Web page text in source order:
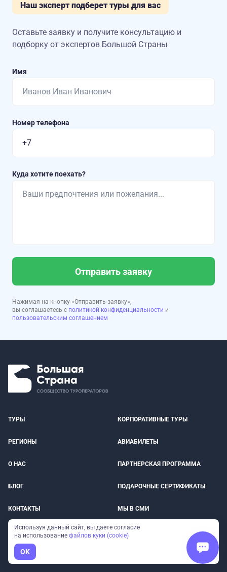
Наш эксперт подберет туры для вас
Оставьте заявку и получите консультацию и
подборку от экспертов Большой Страны
Имя
Номер телефона
Куда хотите поехать?
Отправить заявку
Нажимая на кнопку «Отправить заявку»,
вы соглашаетесь с политикой конфиденциальности и
пользовательским соглашением
ТУРЫ КОРПОРАТИВНЫЕ ТУРЫ
РЕГИОНЫ АВИАБИЛЕТЫ
О НАС ПАРТНЕРСКАЯ ПРОГРАММА
БЛОГ ПОДАРОЧНЫЕ СЕРТИФИКАТЫ
КОНТАКТЫ МЫ В СМИ
ОПЛАТА СТРАХОВКА ПУТЕШЕСТВЕННИКОВ
ОТЗЫВЫ ДОСТОПРИМЕЧАТЕЛЬНОСТИ
Используя данный сайт, вы даете согласие
на использование файлов куки (cookie)
OK